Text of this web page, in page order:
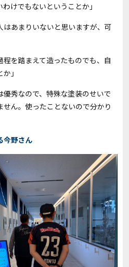
わけでもないということか」
はあまりいないと思いますが、可
程を踏まえて造ったものでも、自
」
秀なので、特殊な塗装のせいで
ん。使ったことないので分かり
今野さん